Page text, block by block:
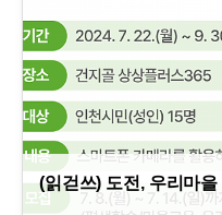
(읽걷쓰) 도전, 우리마